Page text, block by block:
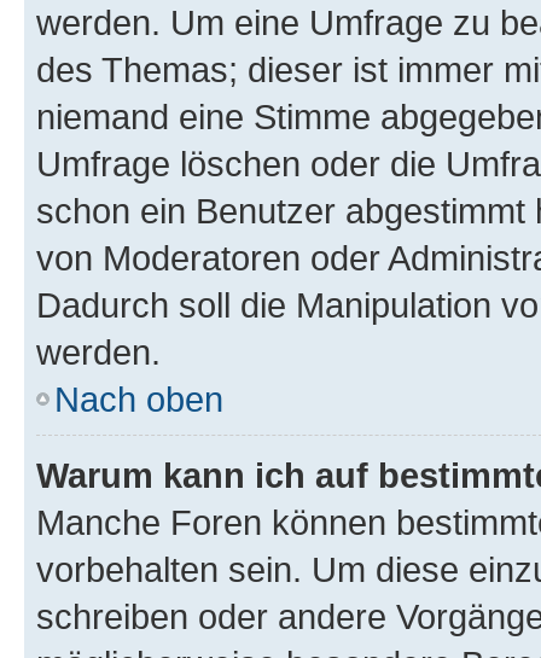
werden. Um eine Umfrage zu
des Themas; dieser ist immer
niemand eine Stimme
Umfrage löschen oder die
schon ein Benutzer
von Moderatoren oder
Dadurch soll die Manipulation
werden.
Nach oben
Warum kann ich auf
Manche Foren können
vorbehalten sein. Um diese
schreiben oder andere